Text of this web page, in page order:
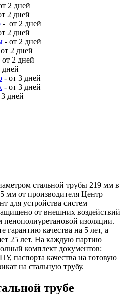
2 дней
2 дней
- от 2 дней
2 дней
- от 2 дней
2 дней
от 2 дней
дней
- от 3 дней
- от 3 дней
дней
стальной трубы 219 мм в
мм от производителя Центр
для устройства систем
от внешних воздействий
изоляции.
качества на 5 лет, а
25 лет. На каждую партию
комплект документов:
паспорта качества на готовую
на стальную трубу.
трубе